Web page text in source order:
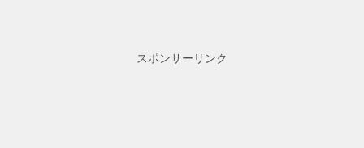
スポンサーリンク